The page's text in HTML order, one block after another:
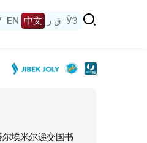
EN 中文 ق ز ЎЗ
埃米尔递交国书